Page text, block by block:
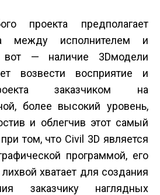
проекта предполагает
между исполнителем и
вот — наличие 3D­модели
возвести восприятие и
заказчиком на
более высокий уровень,
и облегчив этот самый
том, что Civil 3D является
программой, его
хватает для создания
заказчику наглядных